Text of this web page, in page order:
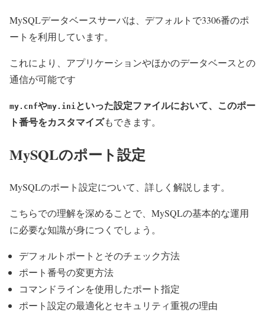
MySQLデータベースサーバは、デフォルトで3306番のポ
ートを利用しています。
これにより、アプリケーションやほかのデータベースとの
通信が可能です
my.cnfやmy.iniといった設定ファイルにおいて、このポー
ト番号をカスタマイズもできます。
MySQLのポート設定
MySQLのポート設定について、詳しく解説します。
こちらでの理解を深めることで、MySQLの基本的な運用
に必要な知識が身につくでしょう。
デフォルトポートとそのチェック方法
ポート番号の変更方法
コマンドラインを使用したポート指定
ポート設定の最適化とセキュリティ重視の理由